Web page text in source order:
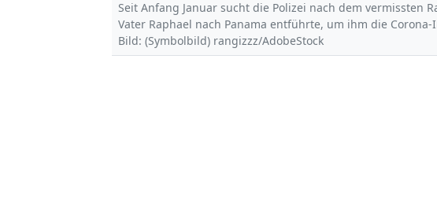
Seit Anfang Januar sucht die Polizei nach dem vermissten
Vater Raphael nach Panama entführte, um ihm die
Bild: (Symbolbild) rangizzz/AdobeStock